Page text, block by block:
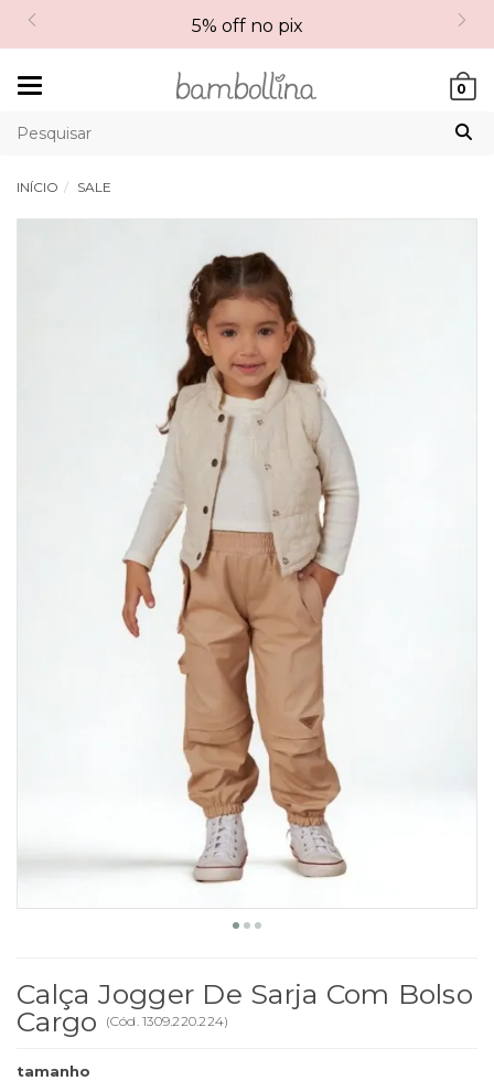
5% off no pix
0
INÍCIO SALE
Calça Jogger De Sarja Com Bolso
Cargo
(Cód. 1309.220.224)
tamanho